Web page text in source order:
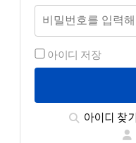
아이디 저장
아이디 찾기